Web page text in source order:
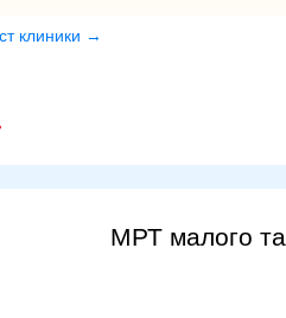
клиники →
МРТ малого